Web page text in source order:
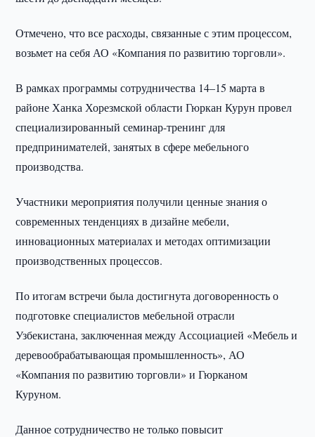
Отмечено, что все расходы, связанные с этим процессом,
возьмет на себя АО «Компания по развитию торговли».
В рамках программы сотрудничества 14–15 марта в
районе Ханка Хорезмской области Гюркан Курун провел
специализированный семинар-тренинг для
предпринимателей, занятых в сфере мебельного
производства.
Участники мероприятия получили ценные знания о
современных тенденциях в дизайне мебели,
инновационных материалах и методах оптимизации
производственных процессов.
По итогам встречи была достигнута договоренность о
подготовке специалистов мебельной отрасли
Узбекистана, заключенная между Ассоциацией «Мебель и
деревообрабатывающая промышленность», АО
«Компания по развитию торговли» и Гюрканом
Куруном.
Данное сотрудничество не только повысит